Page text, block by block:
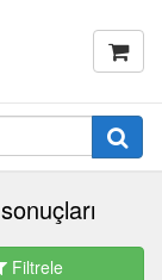
Filtrele